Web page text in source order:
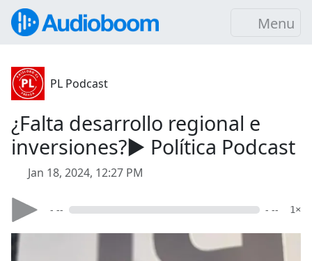
Menu
PL Podcast
¿Falta desarrollo regional e
inversiones?▶️ Política Podcast
Jan 18, 2024, 12:27 PM
- -- - -- 1×